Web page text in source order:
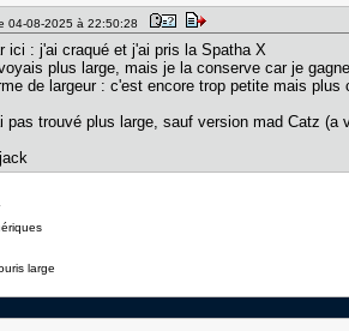
04-08-2025 à 22:50:28
ici : j'ai craqué et j'ai pris la Spatha X
plus large, mais je la conserve car je
de largeur : c'est encore trop petite mais
pas trouvé plus large, sauf version mad Catz (a
large